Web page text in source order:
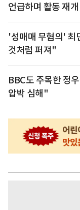
언급하며 활동 재개
'성매매 무혐의' 최
것처럼 퍼져"
BBC도 주목한 정
압박 심해"